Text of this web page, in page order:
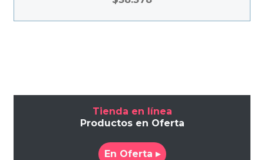
Tienda en línea
Productos en Oferta
En Oferta ▸